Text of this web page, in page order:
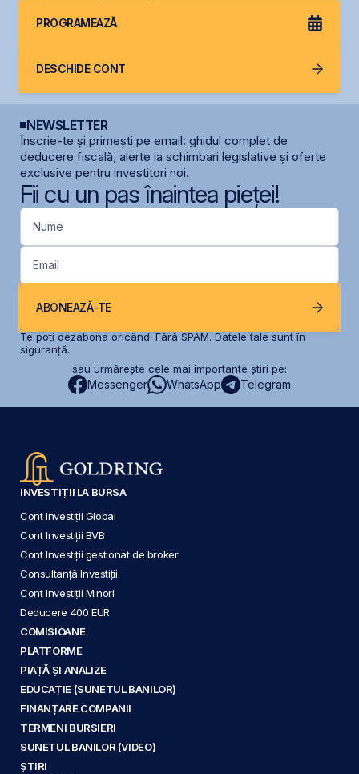
PROGRAMEAZĂ
DESCHIDE CONT
NEWSLETTER
Înscrie-te și primești pe email: ghidul complet de
deducere fiscală, alerte la schimbari legislative și oferte
exclusive pentru investitori noi.
Fii cu un pas înaintea pieței!
Nume
Email
ABONEAZĂ-TE
Te poți dezabona oricând. Fără SPAM. Datele tale sunt în
siguranță.
sau urmărește cele mai importante știri pe:
Messenger WhatsApp Telegram
INVESTIȚII LA BURSA
Cont Investiții Global
Cont Investiții BVB
Cont Investiții gestionat de broker
Consultanță Investiții
Cont Investiții Minori
Deducere 400 EUR
COMISIOANE
PLATFORME
PIAȚĂ ȘI ANALIZE
EDUCAȚIE (SUNETUL BANILOR)
FINANȚARE COMPANII
TERMENI BURSIERI
SUNETUL BANILOR (VIDEO)
ȘTIRI